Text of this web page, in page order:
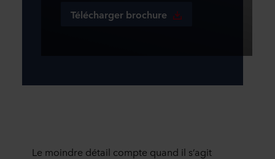
Télécharger brochure
Le moindre détail compte quand il s’agit